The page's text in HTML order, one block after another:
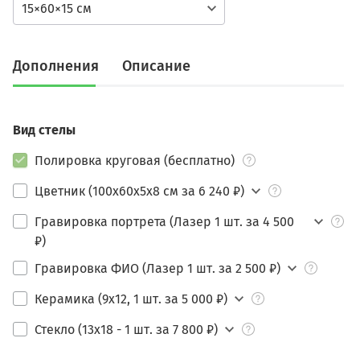
15×60×15 см
Дополнения Описание
Вид стелы
Полировка круговая (бесплатно)
Цветник (100х60х5х8 см за 6 240 ₽)
Гравировка портрета (Лазер 1 шт. за 4 500
₽)
Гравировка ФИО (Лазер 1 шт. за 2 500 ₽)
Керамика (9х12, 1 шт. за 5 000 ₽)
Стекло (13х18 - 1 шт. за 7 800 ₽)